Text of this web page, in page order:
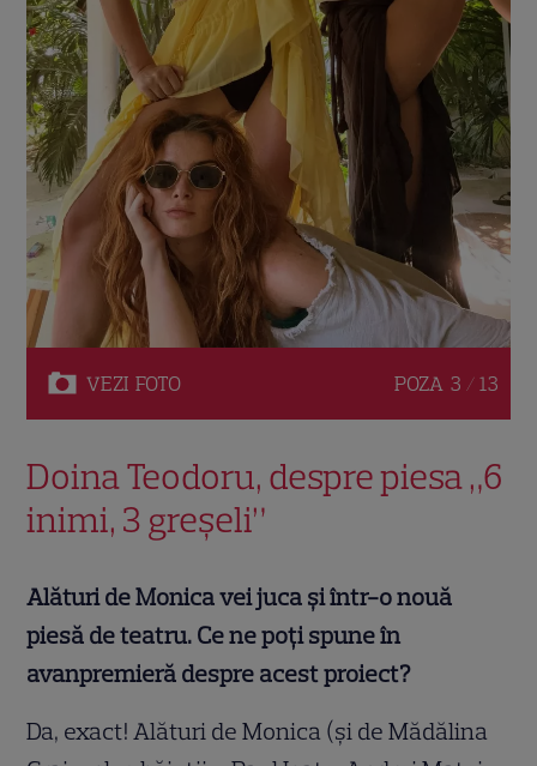
VEZI FOTO POZA 3 / 13
Doina Teodoru, despre piesa „6
inimi, 3 greșeli”
Alături de Monica vei juca și într-o nouă
piesă de teatru. Ce ne poți spune în
avanpremieră despre acest proiect?
Da, exact! Alături de Monica (și de Mădălina